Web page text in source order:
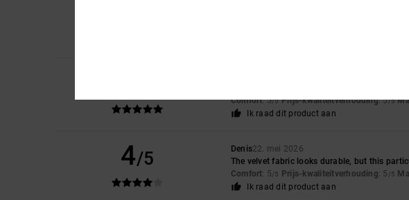
Comfort: 5/5 Prijs-kwaliteitverhouding: 5/5
Ik raad dit product aan
4/5 Denis22. mei 2026
The velvet fabric looks durable, but this
Comfort: 5/5 Prijs-kwaliteitverhouding: 5 /5
Ik raad dit product aan